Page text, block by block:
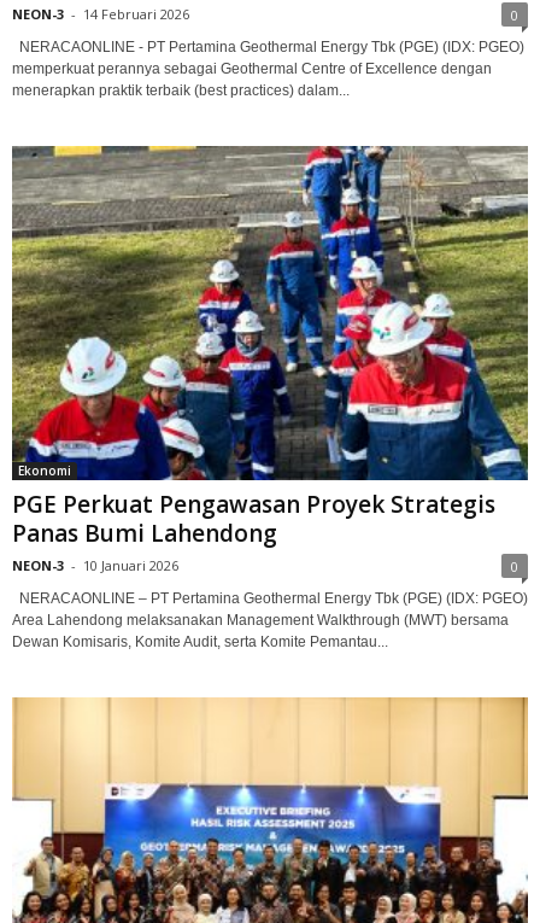
NEON-3 - 14 Februari 2026 0
NERACAONLINE - PT Pertamina Geothermal Energy Tbk (PGE) (IDX: PGEO)
memperkuat perannya sebagai Geothermal Centre of Excellence dengan
menerapkan praktik terbaik (best practices) dalam...
Ekonomi
PGE Perkuat Pengawasan Proyek Strategis
Panas Bumi Lahendong
NEON-3 - 10 Januari 2026 0
NERACAONLINE – PT Pertamina Geothermal Energy Tbk (PGE) (IDX: PGEO)
Area Lahendong melaksanakan Management Walkthrough (MWT) bersama
Dewan Komisaris, Komite Audit, serta Komite Pemantau...